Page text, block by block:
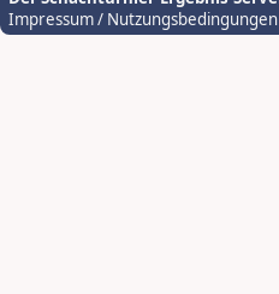
Impressum / Nutzungsbedingungen